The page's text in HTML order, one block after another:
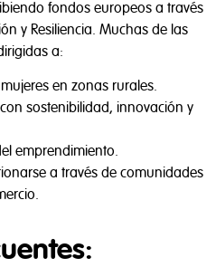
fondos europeos a través
y Resiliencia. Muchas de las
a:
en zonas rurales.
sostenibilidad, innovación y
emprendimiento.
a través de comunidades